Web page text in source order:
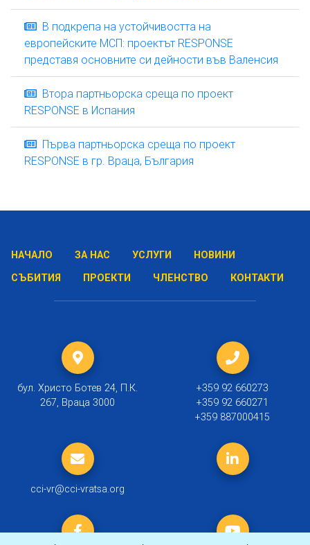
В подкрепа на устойчивостта на
европейските МСП: проектът RESPONSE
представя основните си дейности във Валенсия
Втора партньорска среща по проект
RESPONSE в Испания
Първа партньорска среща по проект
RESPONSE в гр. Враца, България
НАЧАЛО ЗА НАС УСЛУГИ
НОВИНИ
СЪБИТИЯ
ПРОЕКТИ ЧЛЕНСТВО КОНТАКТИ
бул. Христо Ботев 24, П.К.
267, Враца 3000
+359 92 660273
+359 92 660271
+359 887000415
cci-vr@cci-vratsa.org